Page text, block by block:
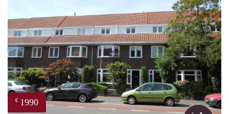
€ 1990
Brick